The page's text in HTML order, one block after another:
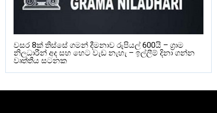
වසර 8ක් තිස්සේ ගමන් දීමනාව රුපියල් 600යි – ග්‍රාම
නිලධාරීන් අද සහ හෙට වැඩ නැහැ – ඉල්ලීම් දිනා ගන්න
වෘත්තීය සටනක